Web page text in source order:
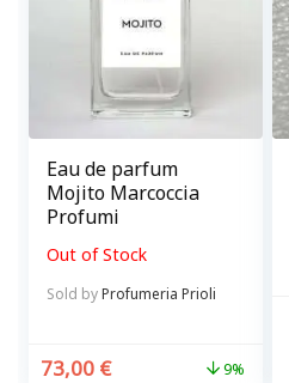
Eau de parfum
Mojito Marcoccia
Profumi
Out of Stock
Sold byProfumeria Prioli
73,00 € 9%